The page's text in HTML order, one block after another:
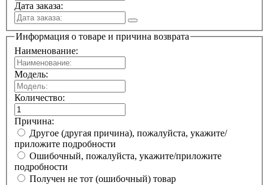
Дата заказа:
Информация о товаре и причина возврата
Наименование:
Модель:
Количество:
Причина:
приложите подробности
подробности
Получен не тот (ошибочный) товар